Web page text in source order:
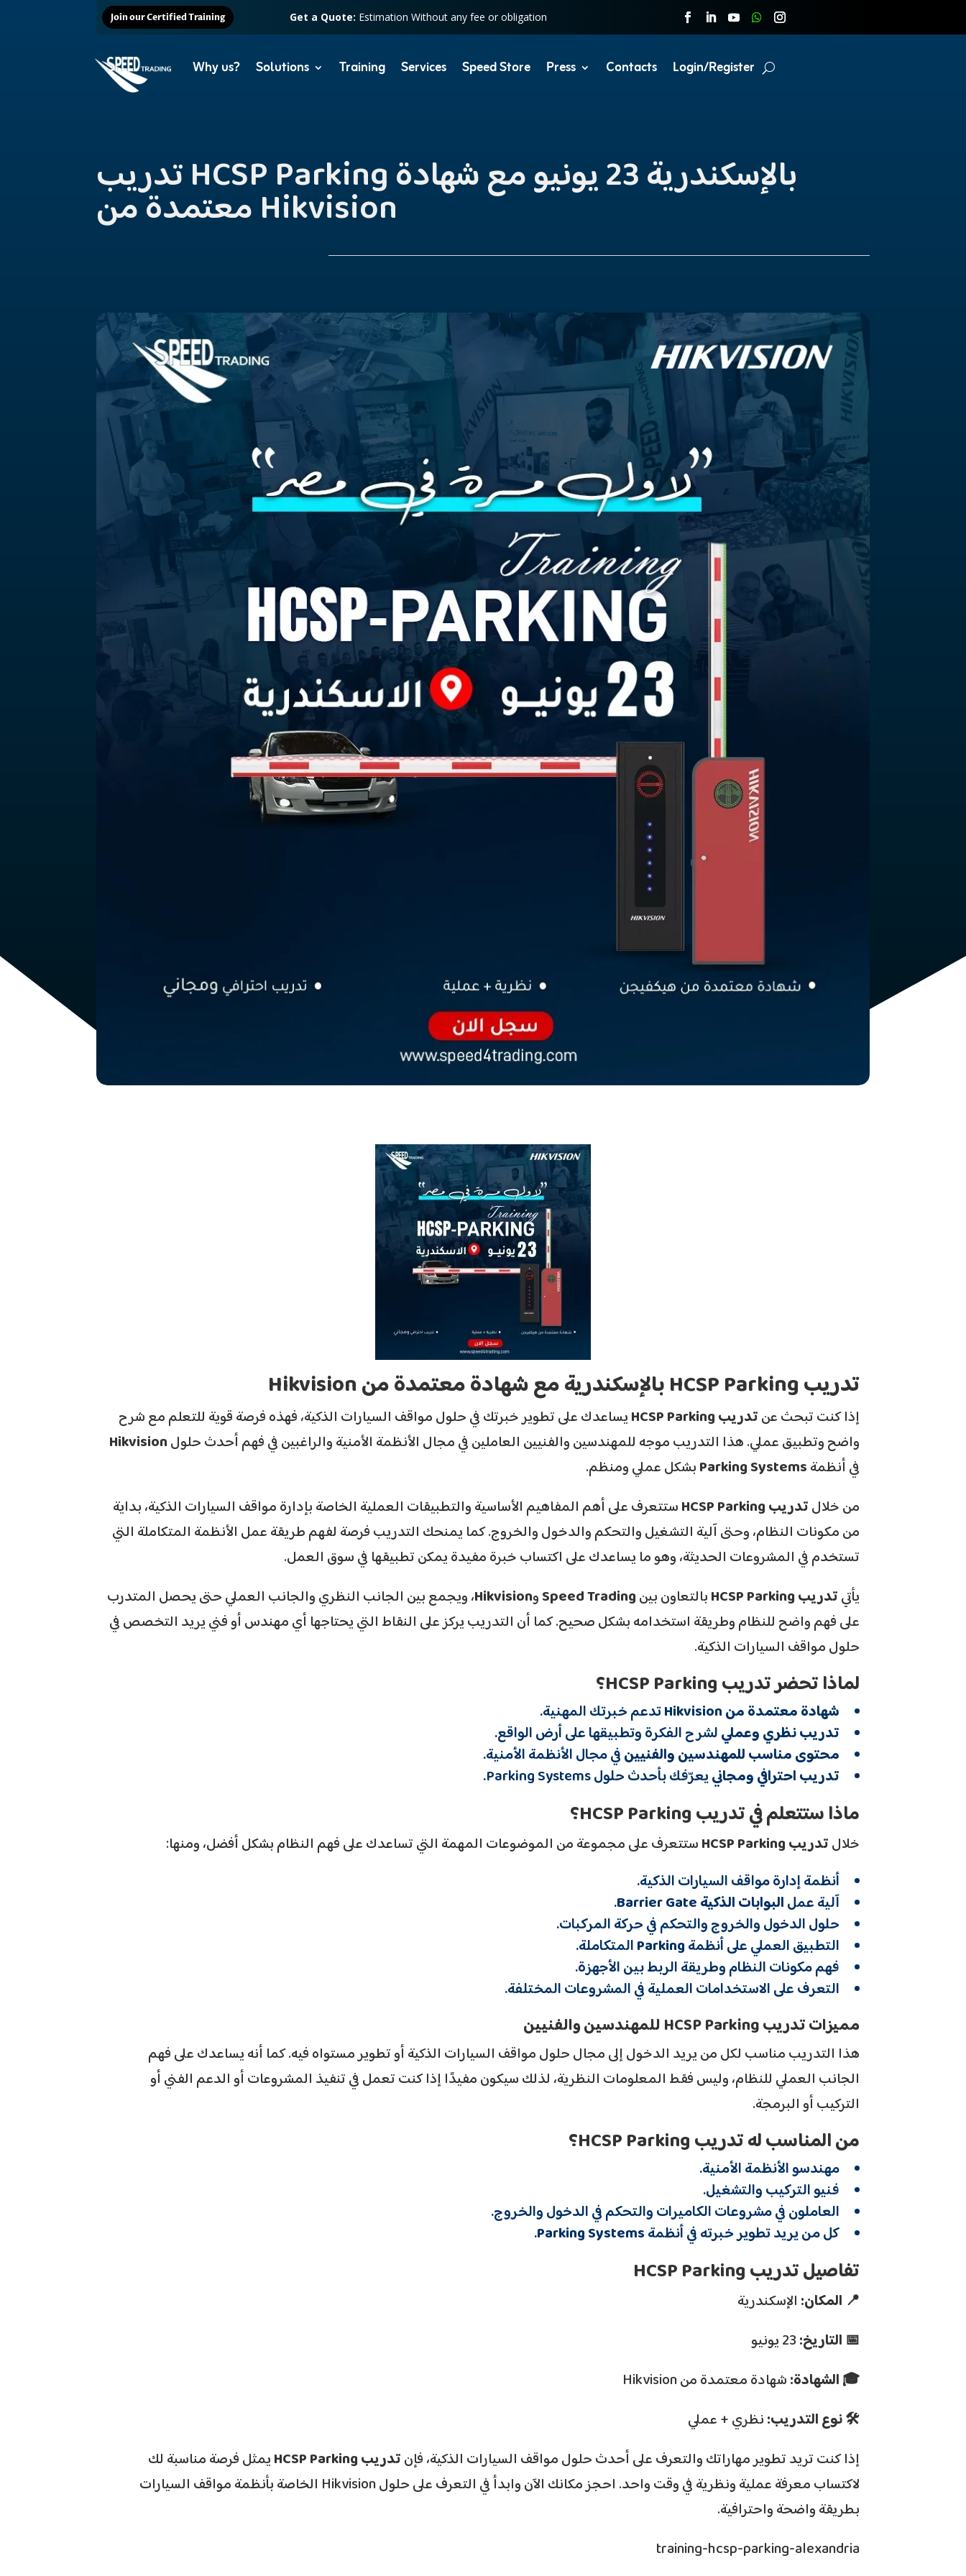
Join our Certified Training Get a Quote: Estimation Without any fee or obligation
Why us? Solutions Training Services Speed Store Press Contacts Login/Register
تدريب HCSP Parking بالإسكندرية 23 يونيو مع شهادة
معتمدة من Hikvision
تدريب HCSP Parking بالإسكندرية مع شهادة معتمدة من Hikvision
إذا كنت تبحث عنتدريب HCSP Parking
يساعدك على تطوير خبرتك في حلول مواقف السيارات الذكية، فهذه فرصة قوية للتعلم مع شرح
واضح وتطبيق عملي. هذا التدريب موجه للمهندسين والفنيين العاملين في مجال الأنظمة الأمنية والراغبين في فهم أحدث حلولHikvision
في أنظمةParking Systemsبشكل عملي ومنظم.
من خلالتدريب HCSP Parking
ستتعرف على أهم المفاهيم الأساسية والتطبيقات العملية الخاصة بإدارة مواقف السيارات الذكية، بداية
من مكونات النظام، وحتى آلية التشغيل والتحكم والدخول والخروج. كما يمنحك التدريب فرصة لفهم طريقة عمل الأنظمة المتكاملة التي
تستخدم في المشروعات الحديثة، وهو ما يساعدك على اكتساب خبرة مفيدة يمكن تطبيقها في سوق العمل.
يأتيتدريب HCSP Parking بالتعاون بينSpeed TradingوHikvision، ويجمع بين الجانب النظري والجانب العملي حتى يحصل المتدرب
على فهم واضح للنظام وطريقة استخدامه بشكل صحيح. كما أن التدريب يركز على النقاط التي يحتاجها أي مهندس أو فني يريد التخصص في
حلول مواقف السيارات الذكية.
لماذا تحضر تدريب HCSP Parking؟
شهادة معتمدة من Hikvision
تدعم خبرتك المهنية.
تدريب نظري وعمليلشرح الفكرة وتطبيقها على أرض الواقع.
محتوى مناسب للمهندسين والفنيينفي مجال الأنظمة الأمنية.
تدريب احترافي ومجانييعرّفك بأحدث حلول Parking Systems.
ماذا ستتعلم في تدريب HCSP Parking؟
خلالتدريب HCSP Parking
ستتعرف على مجموعة من الموضوعات المهمة التي تساعدك على فهم النظام بشكل أفضل، ومنها:
أنظمة إدارة مواقف السيارات الذكية.
آلية عملالبوابات الذكية Barrier Gate
.
حلول الدخول والخروج والتحكم في حركة المركبات.
التطبيق العملي على أنظمةParkingالمتكاملة.
فهم مكونات النظام وطريقة الربط بين الأجهزة.
التعرف على الاستخدامات العملية في المشروعات المختلفة.
مميزات تدريب HCSP Parking للمهندسين والفنيين
هذا التدريب مناسب لكل من يريد الدخول إلى مجال حلول مواقف السيارات الذكية أو تطوير مستواه فيه. كما أنه يساعدك على فهم
الجانب العملي للنظام، وليس فقط المعلومات النظرية، لذلك سيكون مفيدًا إذا كنت تعمل في تنفيذ المشروعات أو الدعم الفني أو
التركيب أو البرمجة.
من المناسب له تدريب HCSP Parking؟
مهندسو الأنظمة الأمنية.
فنيو التركيب والتشغيل.
العاملون في مشروعات الكاميرات والتحكم في الدخول والخروج.
كل من يريد تطوير خبرته في أنظمةParking Systems
.
تفاصيل تدريب HCSP Parking
📍 المكان: الإسكندرية
📅 التاريخ:
🎓 الشهادة:شهادة معتمدة من Hikvision
🛠️ نوع التدريب:نظري + عملي
إذا كنت تريد تطوير مهاراتك والتعرف على أحدث حلول مواقف السيارات الذكية، فإنتدريب HCSP Parking
يمثل فرصة مناسبة لك
لاكتساب معرفة عملية ونظرية في وقت واحد. احجز مكانك الآن وابدأ في التعرف على حلول Hikvision الخاصة بأنظمة مواقف السيارات
بطريقة واضحة واحترافية.
training-hcsp-parking-alexandria